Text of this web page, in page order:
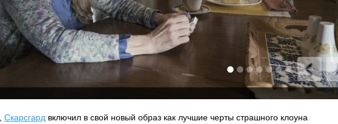
Скарсгард включил в свой новый образ как лучшие черты страшного клоуна